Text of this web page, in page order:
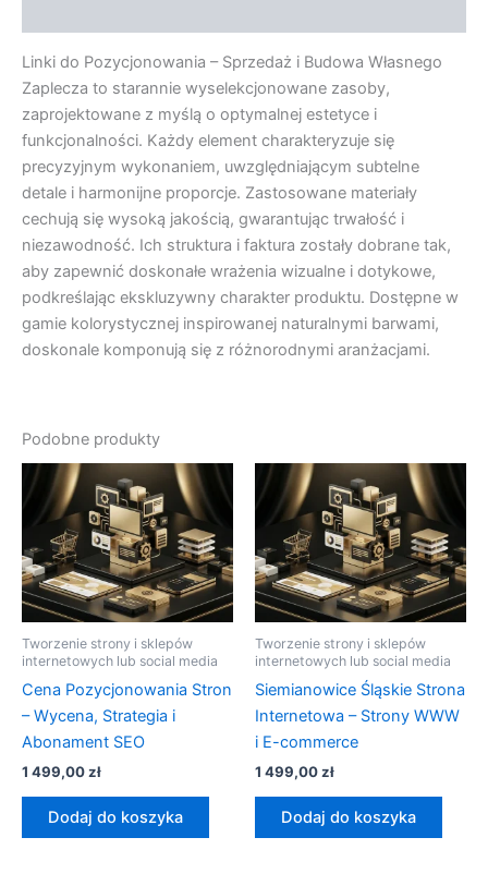
Linki do Pozycjonowania – Sprzedaż i Budowa Własnego
Zaplecza to starannie wyselekcjonowane zasoby,
zaprojektowane z myślą o optymalnej estetyce i
funkcjonalności. Każdy element charakteryzuje się
precyzyjnym wykonaniem, uwzględniającym subtelne
detale i harmonijne proporcje. Zastosowane materiały
cechują się wysoką jakością, gwarantując trwałość i
niezawodność. Ich struktura i faktura zostały dobrane tak,
aby zapewnić doskonałe wrażenia wizualne i dotykowe,
podkreślając ekskluzywny charakter produktu. Dostępne w
gamie kolorystycznej inspirowanej naturalnymi barwami,
doskonale komponują się z różnorodnymi aranżacjami.
Podobne produkty
Tworzenie strony i sklepów
internetowych lub social media
Cena Pozycjonowania Stron
– Wycena, Strategia i
Abonament SEO
1 499,00zł
Dodaj do koszyka
Tworzenie strony i sklepów
internetowych lub social media
Siemianowice Śląskie Strona
Internetowa – Strony WWW
i E-commerce
1 499,00zł
Dodaj do koszyka